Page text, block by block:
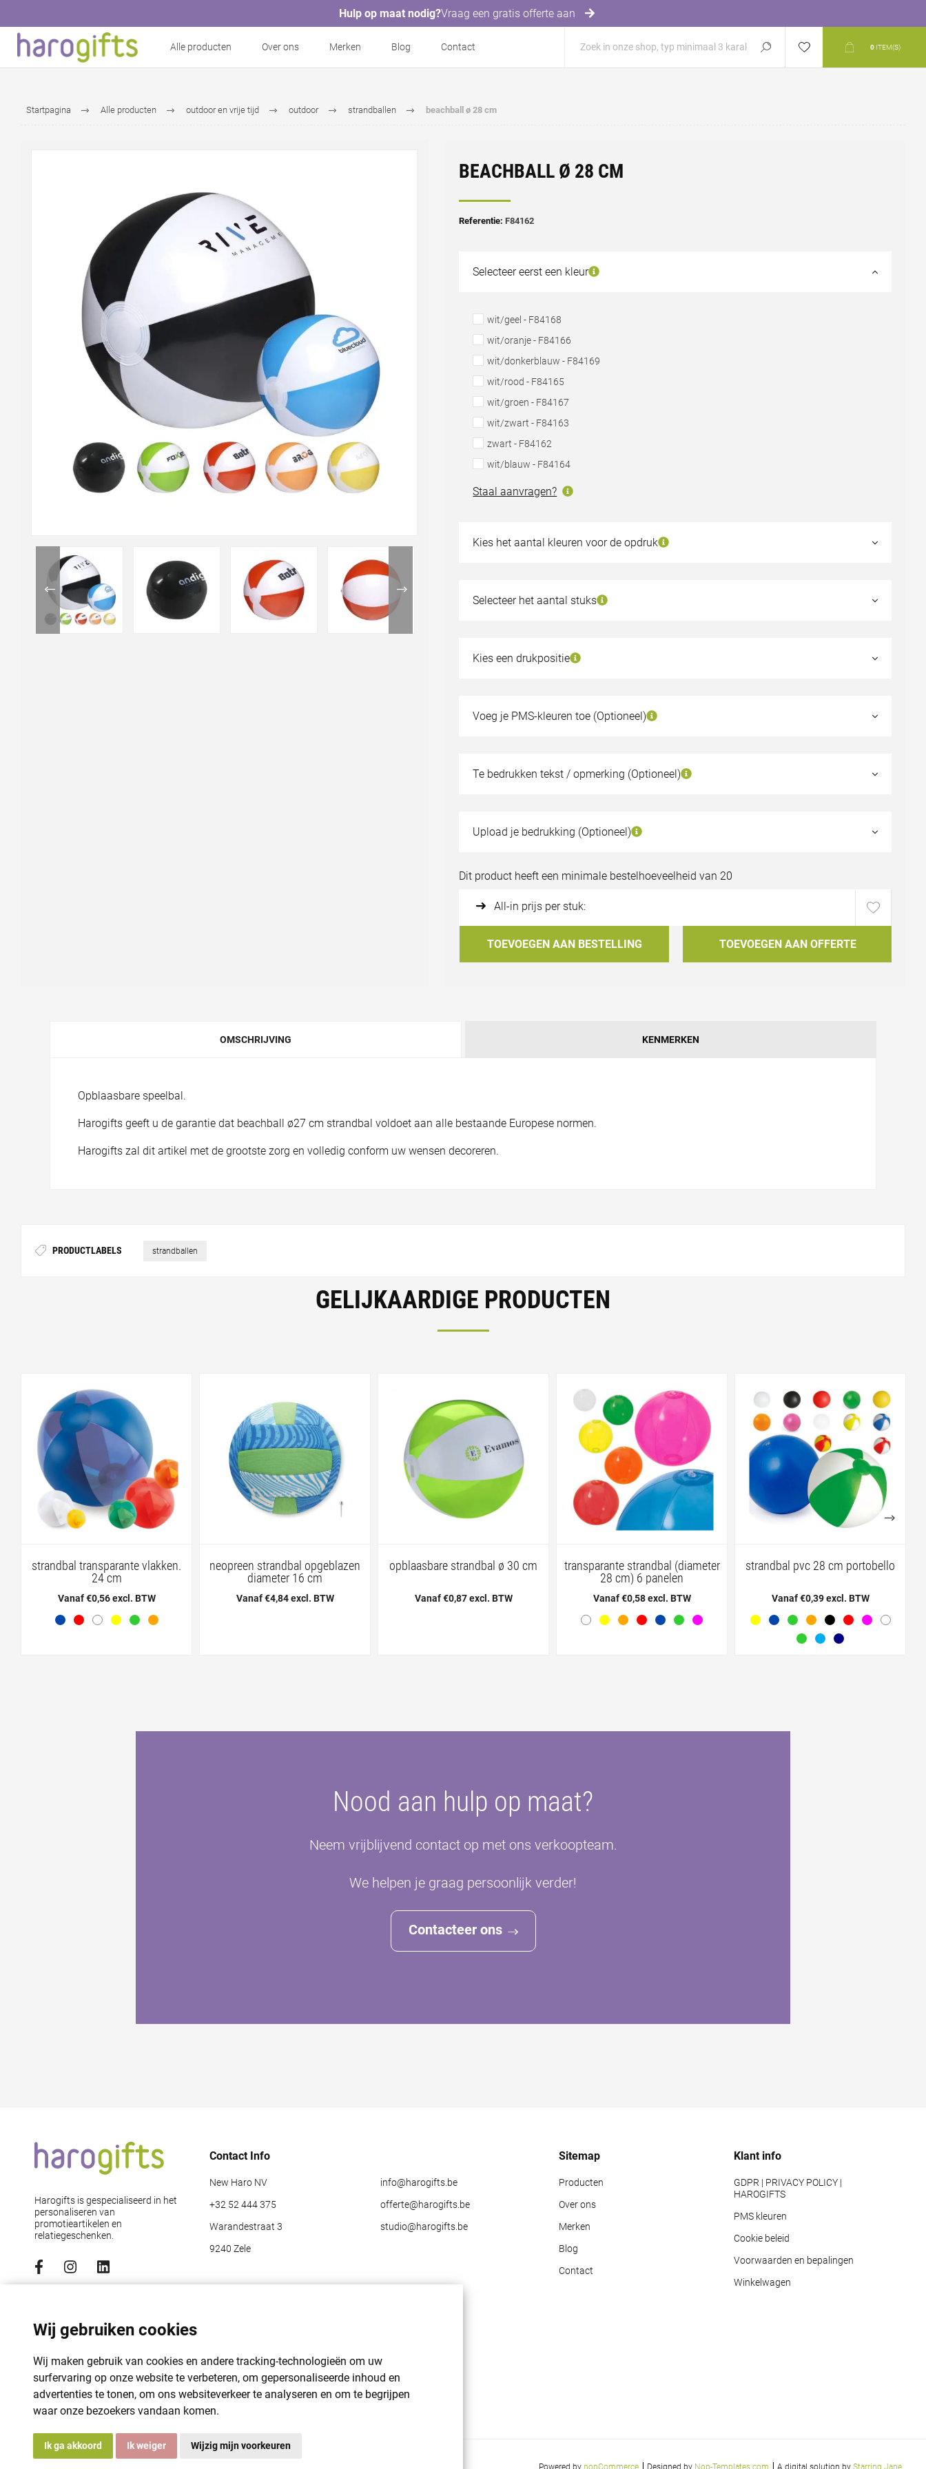
Wij gebruiken cookies
Wij maken gebruik van cookies en andere tracking-technologieën om uw
surfervaring op onze website te verbeteren, om gepersonaliseerde inhoud en
advertenties te tonen, om ons websiteverkeer te analyseren en om te begrijpen
waar onze bezoekers vandaan komen.
Ik ga akkoord Ik weiger Wijzig mijn voorkeuren
Hulp op maat nodig?Vraag een gratis offerte aan
Alle producten Over ons Merken Blog Contact 0 ITEM(S)
Startpagina Alle producten outdoor en vrije tijd outdoor strandballen beachball ø 28 cm
BEACHBALL Ø 28 CM
Referentie: F84162
Selecteer eerst een kleur
wit/geel - F84168
wit/oranje - F84166
wit/donkerblauw - F84169
wit/rood - F84165
wit/groen - F84167
wit/zwart - F84163
zwart - F84162
wit/blauw - F84164
Staal aanvragen?
Kies het aantal kleuren voor de opdruk
1 kleur
4 kleuren
Kies een drukpositie
Voeg je PMS-kleuren toe (Optioneel)
Upload je bedrukking (Optioneel)
Bestand uploaden
Te bedrukken tekst / opmerking (Optioneel)
Selecteer het aantal stuks
40
€0,69
320
€0,65
Dit product heeft een minimale bestelhoeveelheid van 20
All-in prijs per stuk:
TOEVOEGEN AAN BESTELLING TOEVOEGEN AAN OFFERTE
OMSCHRIJVING KENMERKEN
Opblaasbare speelbal.
Harogifts geeft u de garantie dat beachball ø27 cm strandbal voldoet aan alle bestaande Europese normen.
Harogifts zal dit artikel met de grootste zorg en volledig conform uw wensen decoreren.
PRODUCTLABELS strandballen
GELIJKAARDIGE PRODUCTEN
strandbal transparante vlakken.
24 cm
Vanaf €0,56 excl. BTW
neopreen strandbal opgeblazen
diameter 16 cm
Vanaf €4,84 excl. BTW
opblaasbare strandbal ø 30 cm
Vanaf €0,87 excl. BTW
transparante strandbal (diameter
28 cm) 6 panelen
Vanaf €0,58 excl. BTW
strandbal pvc 28 cm portobello
Vanaf €0,39 excl. BTW
Nood aan hulp op maat?
Neem vrijblijvend contact op met ons verkoopteam.
We helpen je graag persoonlijk verder!
Contacteer ons
Harogifts is gespecialiseerd in het
personaliseren van
promotieartikelen en
relatiegeschenken.
Contact Info
New Haro NV
+32 52 444 375
Warandestraat 3
9240 Zele
info@harogifts.be
offerte@harogifts.be
studio@harogifts.be
Sitemap
Producten
Over ons
Merken
Blog
Contact
Klant info
GDPR | PRIVACY POLICY |
HAROGIFTS
PMS kleuren
Cookie beleid
Voorwaarden en bepalingen
Winkelwagen
Powered by nopCommerce Designed by Nop-Templates.com A digital solution by Starring Jane